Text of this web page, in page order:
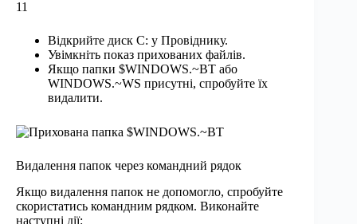
Відкрийте диск C: у Провіднику.
Увімкніть показ прихованих файлів.
Якщо папки $WINDOWS.~BT або
WINDOWS.~WS присутні, спробуйте їх
видалити.
Видалення папок через командний рядок
Якщо видалення папок не допомогло, спробуйте
скористатись командним рядком. Виконайте
наступні дії: